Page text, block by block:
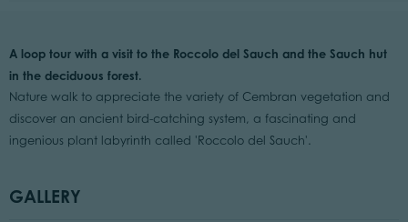
A loop tour with a visit to the Roccolo del Sauch and the Sauch hut
in the deciduous forest.
Nature walk to appreciate the variety of Cembran vegetation and
discover an ancient bird-catching system, a fascinating and
ingenious plant labyrinth called 'Roccolo del Sauch'.
GALLERY